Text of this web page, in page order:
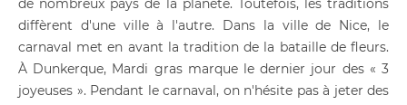
de nombreux pays de la planète. Toutefois, les traditions
diffèrent d'une ville à l'autre. Dans la ville de Nice, le
carnaval met en avant la tradition de la bataille de fleurs.
À Dunkerque, Mardi gras marque le dernier jour des « 3
joyeuses ». Pendant le carnaval, on n'hésite pas à jeter des